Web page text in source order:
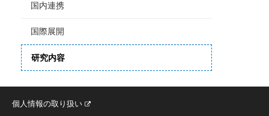
国内連携
国際展開
研究内容
個人情報の取り扱い